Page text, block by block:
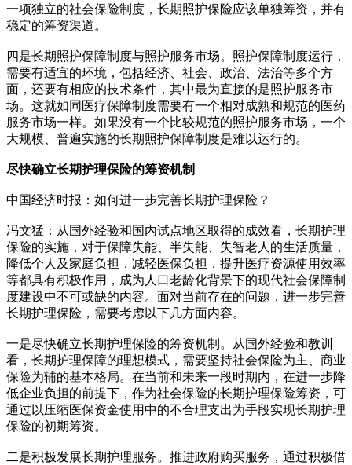
一项独立的社会保险制度，长期照护保险应该单独筹资，并有
稳定的筹资渠道。
四是长期照护保障制度与照护服务市场。照护保障制度运行，
需要有适宜的环境，包括经济、社会、政治、法治等多个方
面，还要有相应的技术条件，其中最为直接的是照护服务市
场。这就如同医疗保障制度需要有一个相对成熟和规范的医药
服务市场一样。如果没有一个比较规范的照护服务市场，一个
大规模、普遍实施的长期照护保障制度是难以运行的。
尽快确立长期护理保险的筹资机制
中国经济时报：如何进一步完善长期护理保险？
冯文猛：从国外经验和国内试点地区取得的成效看，长期护理
保险的实施，对于保障失能、半失能、失智老人的生活质量，
降低个人及家庭负担，减轻医保负担，提升医疗资源使用效率
等都具有积极作用，成为人口老龄化背景下的现代社会保障制
度建设中不可或缺的内容。面对当前存在的问题，进一步完善
长期护理保险，需要考虑以下几方面内容。
一是尽快确立长期护理保险的筹资机制。从国外经验和教训
看，长期护理保障的理想模式，需要坚持社会保险为主、商业
保险为辅的基本格局。在当前和未来一段时期内，在进一步降
低企业负担的前提下，作为社会保险的长期护理保险筹资，可
通过以压缩医保资金使用中的不合理支出为手段实现长期护理
保险的初期筹资。
二是积极发展长期护理服务。推进政府购买服务，通过积极借